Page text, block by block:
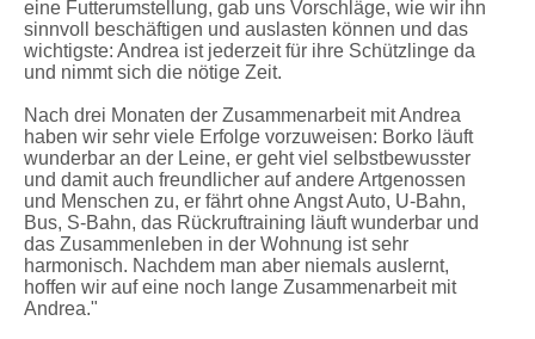
eine Futterumstellung, gab uns Vorschläge, wie wir ihn
sinnvoll beschäftigen und auslasten können und das
wichtigste: Andrea ist jederzeit für ihre Schützlinge da
und nimmt sich die nötige Zeit.
Nach drei Monaten der Zusammenarbeit mit Andrea
haben wir sehr viele Erfolge vorzuweisen: Borko läuft
wunderbar an der Leine, er geht viel selbstbewusster
und damit auch freundlicher auf andere Artgenossen
und Menschen zu, er fährt ohne Angst Auto, U-Bahn,
Bus, S-Bahn, das Rückruftraining läuft wunderbar und
das Zusammenleben in der Wohnung ist sehr
harmonisch. Nachdem man aber niemals auslernt,
hoffen wir auf eine noch lange Zusammenarbeit mit
Andrea."